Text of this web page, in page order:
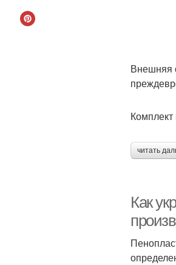
Внешняя
читать
Как